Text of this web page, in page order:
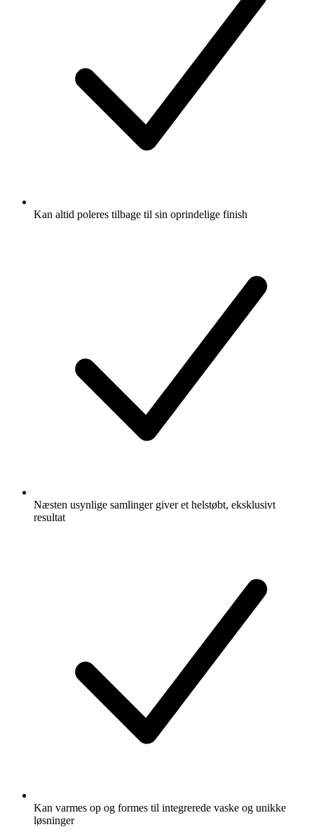
Kan altid poleres tilbage til sin oprindelige finish
Næsten usynlige samlinger giver et helstøbt, eksklusivt
resultat
Kan varmes op og formes til integrerede vaske og unikke
løsninger